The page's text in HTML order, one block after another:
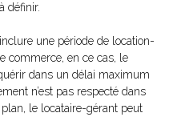
définir.
une période de location-
commerce, en ce cas, le
dans un délai maximum
n’est pas respecté dans
le locataire-gérant peut